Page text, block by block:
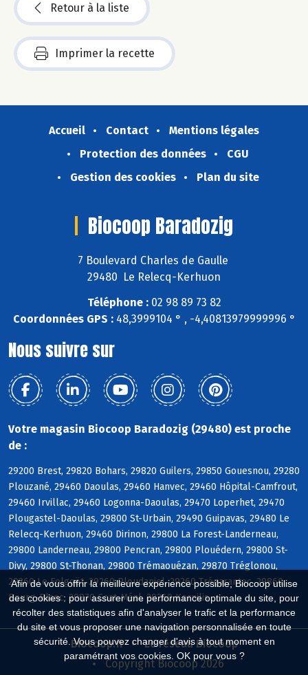
Afin de vous offrir la meilleure expérience possible, Biocoop utilise
des cookies : pour assurer une performance optimale du site, pour
récolter des statistiques afin d'analyser le trafic et la performance
du site et vous proposer une navigation personnalisée en toute
sécurité. Vous pouvez changer d'avis à tout moment en
paramétrant vos cookies. OK pour vous ?
Retour à la liste
Imprimer la recette
Accueil Contact
Mentions légales
Protection des données
CGU
Gestion des cookies
Plan du site
Biocoop Baradozig
7 Boulevard Charles de Gaulle
29480 Le Relecq-Kerhuon
Téléphone :02 98 89 73 82
Coordonnées GPS :48,3999104 ° , -4,40813979999996 °
Nous suivre sur
Votre magasin Biocoop Baradozig (29480) est proche
de :
29200 Brest, 29820 Bohars, 29820 Guilers, 29850 Gouesnou, 29280
Plouzané, 29460 Daoulas, 29460 Hanvec, 29460 Hôpital-Camfrout,
29460 Irvillac, 29460 Logonna-Daoulas, 29470 Loperhet, 29470
Plougastel-Daoulas, 29800 St-Urbain, 29490 Guipavas, 29480 Le
Relecq-Kerhuon, 29460 Dirinon, 29800 La Forest-Landerneau,
29800 Landerneau, 29800 Pencran, 29800 Plouédern, 29800 St-
Divy, 29800 St-Thonan, 29800 Trémaouézan, 29870 Tréglonou,
29260 Le Folgoët, 29260 Ploudaniel, 29260 Trégarantec, 29860
Bourg-Blanc, 29870 Coat-Méal, 29260 Kernilis
Biocoop.fr
Le réseau Biocoop
Copyright Biocoop 2026